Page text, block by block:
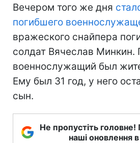
Вечером того же дня
погибшего
вражеского снайпера
солдат Вячеслав Минкин.
военнослужащий был
Ему был 31 год, у него
сын.
Не пропустіть головне!
наші оновлення